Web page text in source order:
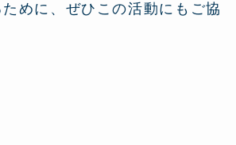
めに、ぜひこの活動にもご協